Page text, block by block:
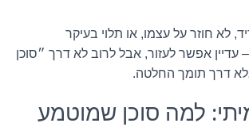
לא חוזר על עצמו, או תלוי בעיקר
עדיין אפשר לעזור, אבל לרוב לא דרך ״סוכן
דרך תומך החלטה.
למה סוכן שמוטמע